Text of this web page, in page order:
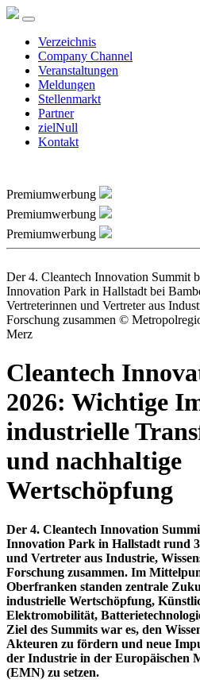
Verzeichnis
Company Channel
Veranstaltungen
Meldungen
Stellenmarkt
Partner
zielNull
Kontakt
Premiumwerbung
Premiumwerbung
Premiumwerbung
Der 4. Cleantech Innovation Summit
Innovation Park in Hallstadt bei
Vertreterinnen und Vertreter aus
Forschung zusammen ©
Merz
Cleantech
2026: Wichtige
industrielle
und nachhaltige
Wertschöpfung
Der 4. Cleantech Innovation
Innovation Park in Hallstadt rund
und Vertreter aus Industrie,
Forschung zusammen. Im
Oberfranken standen zentrale
industrielle Wertschöpfung,
Elektromobilität,
Ziel des Summits war es, den
Akteuren zu fördern und neue
der Industrie in der Europäischen
(EMN) zu setzen.